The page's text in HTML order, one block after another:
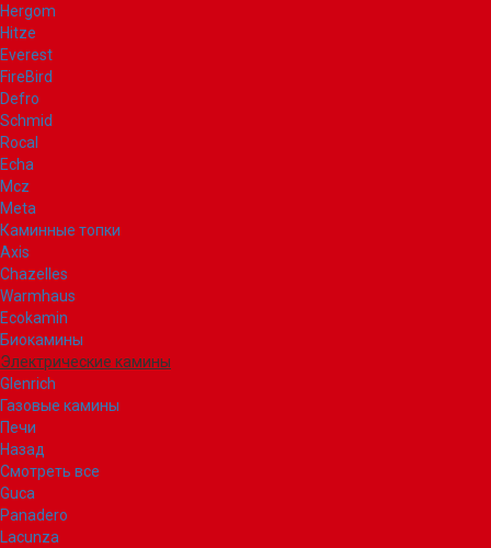
Hergom
Hitze
Everest
FireBird
Defro
Schmid
Rocal
Echa
Mcz
Meta
Каминные топки
Axis
Chazelles
Warmhaus
Ecokamin
Биокамины
Электрические камины
Glenrich
Газовые камины
Печи
Назад
Смотреть все
Guca
Panadero
Lacunza